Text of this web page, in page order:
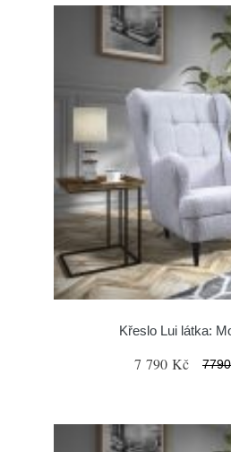
Křeslo Lui látka:
7 790 Kč